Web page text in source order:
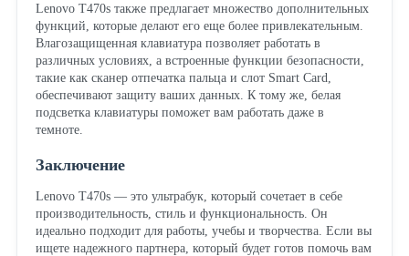
Lenovo T470s также предлагает множество дополнительных
функций, которые делают его еще более привлекательным.
Влагозащищенная клавиатура позволяет работать в
различных условиях, а встроенные функции безопасности,
такие как сканер отпечатка пальца и слот Smart Card,
обеспечивают защиту ваших данных. К тому же, белая
подсветка клавиатуры поможет вам работать даже в
темноте.
Заключение
Lenovo T470s — это ультрабук, который сочетает в себе
производительность, стиль и функциональность. Он
идеально подходит для работы, учебы и творчества. Если вы
ищете надежного партнера, который будет готов помочь вам